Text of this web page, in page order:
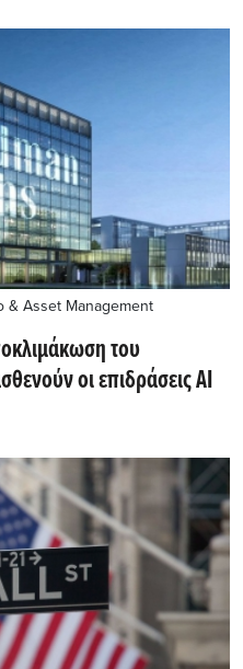
& Asset Management
του
οι επιδράσεις ΑΙ